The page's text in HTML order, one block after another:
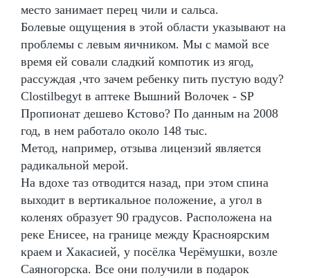
место занимает перец чили и сальса.
Болевые ощущения в этой области указывают на
проблемы с левым яичником. Мы с мамой все
время ей совали сладкий компотик из ягод,
рассуждая ,что зачем ребенку пить пустую воду?
Clostilbegyt в аптеке Вышний Волочек - SP
Пропионат дешево Кстово? По данным на 2008
год, в нем работало около 148 тыс.
Метод, например, отзыва лицензий является
радикальной мерой.
На вдохе таз отводится назад, при этом спина
выходит в вертикальное положение, а угол в
коленях образует 90 градусов. Расположена на
реке Енисее, на границе между Красноярским
краем и Хакасией, у посёлка Черёмушки, возле
Саяногорска. Все они получили в подарок